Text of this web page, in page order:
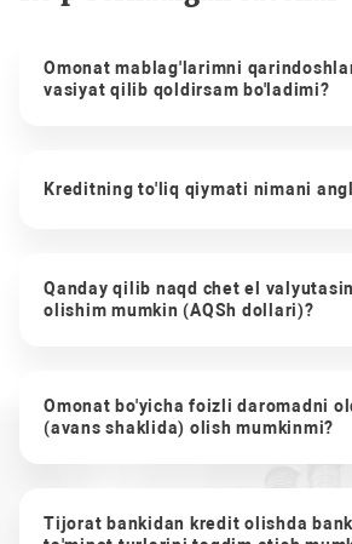
Omonat mablag'larimni
vasiyat qilib qoldirsam bo'ladimi?
Kreditning to'liq qiymati nimani
Qanday qilib naqd chet el
olishim mumkin (AQSh dollari)?
Omonat bo'yicha foizli daromadni
(avans shaklida) olish mumkinmi?
Tijorat bankidan kredit olishda